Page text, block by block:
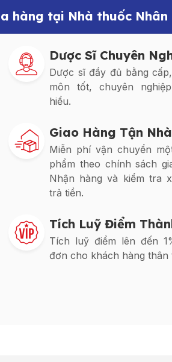
hàng tại Nhà thuốc Nhân
Dược Sĩ Chuyên
Dược sĩ đầy đủ bằng
môn tốt, chuyên
hiểu.
Giao Hàng Tận Nhà
Miễn phí vận chuyển
phẩm theo chính sách
Nhận hàng và kiểm tra
trả tiền.
Tích Luỹ Điểm
Tích luỹ điểm lên đến
đơn cho khách hàng thân